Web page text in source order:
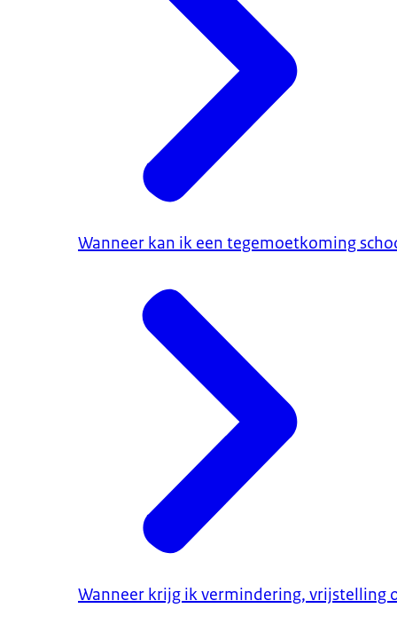
Wanneer kan ik een tegemoetkoming
Wanneer krijg ik vermindering, vrijstelling